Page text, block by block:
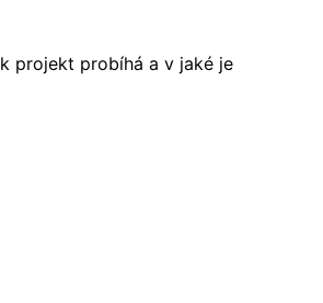
projekt probíhá a v jaké je